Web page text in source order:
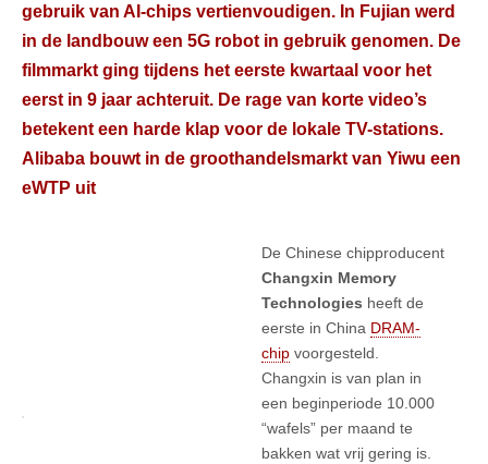
gebruik van AI-chips vertienvoudigen. In Fujian werd
in de landbouw een 5G robot in gebruik genomen. De
filmmarkt ging tijdens het eerste kwartaal voor het
eerst in 9 jaar achteruit. De rage van korte video’s
betekent een harde klap voor de lokale TV-stations.
Alibaba bouwt in de groothandelsmarkt van Yiwu een
eWTP uit
De Chinese chipproducent
Changxin Memory
Technologies heeft de
eerste in China DRAM-
chip voorgesteld.
Changxin is van plan in
een beginperiode 10.000
“wafels” per maand te
bakken wat vrij gering is.